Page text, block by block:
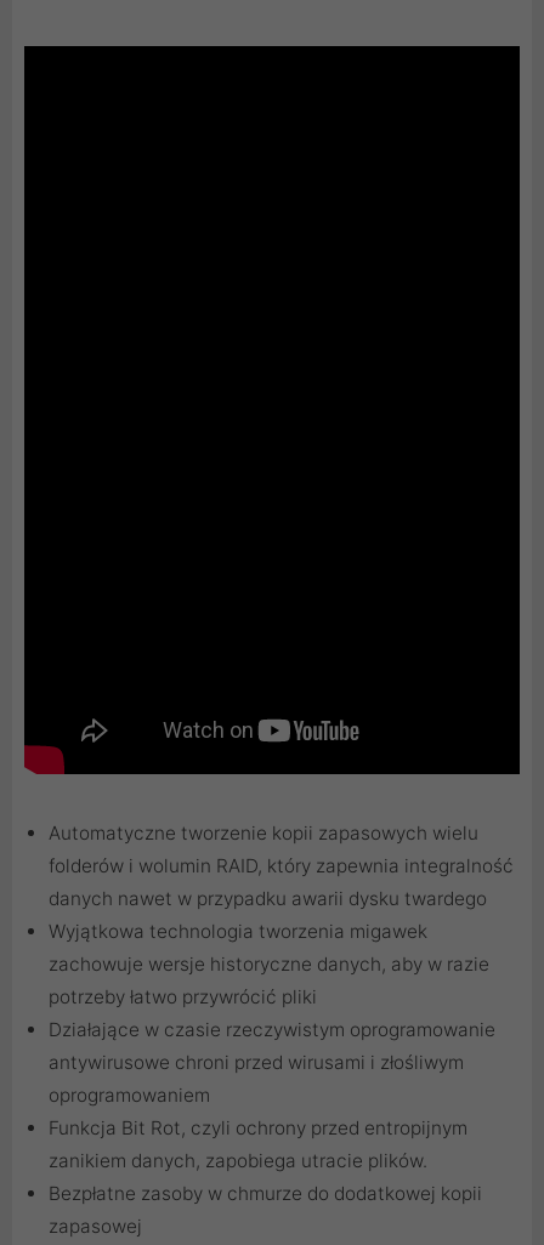
Automatyczne tworzenie kopii zapasowych wielu
folderów i wolumin RAID, który zapewnia integralność
danych nawet w przypadku awarii dysku twardego
Wyjątkowa technologia tworzenia migawek
zachowuje wersje historyczne danych, aby w razie
potrzeby łatwo przywrócić pliki
Działające w czasie rzeczywistym oprogramowanie
antywirusowe chroni przed wirusami i złośliwym
oprogramowaniem
Funkcja Bit Rot, czyli ochrony przed entropijnym
zanikiem danych, zapobiega utracie plików.
Bezpłatne zasoby w chmurze do dodatkowej kopii
zapasowej